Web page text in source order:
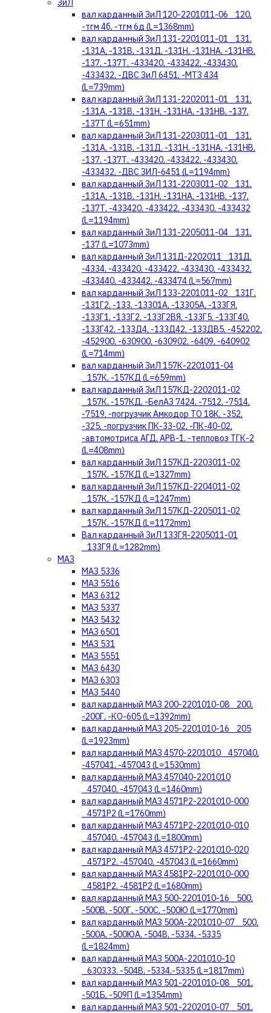
ЗиЛ
вал карданный ЗиЛ 120-2201011-06 _120,
-тгм 4б, -тгм 6д (L=1368mm)
вал карданный ЗиЛ 131-2201011-01 _131,
-131А, -131В, -131Д, -131Н, -131НА, -131НВ,
-137, -137Т, -433420, -433422, -433430,
-433432, -ДВС ЗиЛ 6451, -МТЗ 434
(L=739mm)
вал карданный ЗиЛ 131-2202011-01 _131,
-131А, -131В, -131Н, -131НА, -131НВ, -137,
-137Т (L=651mm)
вал карданный ЗиЛ 131-2203011-01 _131,
-131А, -131В, -131Д, -131Н, -131НА, -131НВ,
-137, -137Т, -433420, -433422, -433430,
-433432, -ДВС ЗИЛ-6451 (L=1194mm)
вал карданный ЗиЛ 131-2203011-02 _131,
-131А, -131В, -131Н, -131НА, -131НВ, -137,
-137Т, -433420, -433422, -433430, -433432
(L=1194mm)
вал карданный ЗиЛ 131-2205011-04 _131,
-137 (L=1073mm)
вал карданный ЗиЛ 131Д-2202011 _131Д,
-4334, -433420, -433422, -433430, -433432,
-433440, -433442, -433474 (L=567mm)
вал карданный ЗиЛ 133-2201011-02 _131Г,
-131Г2, -133, -13301А, -13305А, -133ГЯ,
-133Г1, -133Г2, -133Г2ВЯ, -133Г5, -133Г40,
-133Г42, -133Д4, -133Д42, -133ДВ5, -452202,
-452900, -630900, -630902, -6409, -640902
(L=714mm)
вал карданный ЗиЛ 157К-2201011-04
_157К, -157КД (L=659mm)
вал карданный ЗиЛ 157КД-2202011-02
_157К, -157КД, -БелАЗ 7424, -7512, -7514,
-7519, -погрузчик Амкодор ТО 18К, -352,
-325, -погрузчик ПК-33-02, -ПК-40-02,
-автомотриса АГД, АРВ-1, -тепловоз ТГК-2
(L=408mm)
вал карданный ЗиЛ 157КД-2203011-02
_157К, -157КД (L=1327mm)
вал карданный ЗиЛ 157КД-2204011-02
_157К, -157КД (L=1247mm)
вал карданный ЗиЛ 157КД-2205011-02
_157К, -157КД (L=1172mm)
Вал карданный ЗиЛ 133ГЯ-2205011-01
_133ГЯ (L=1282mm)
МАЗ
МАЗ 5336
МАЗ 5516
МАЗ 6312
МАЗ 5337
МАЗ 5432
МАЗ 6501
МАЗ 531
МАЗ 5551
МАЗ 6430
МАЗ 6303
МАЗ 5440
вал карданный МАЗ 200-2201010-08 _200,
-200Г, -КО-605 (L=1392mm)
вал карданный МАЗ 205-2201010-16 _205
(L=1923mm)
вал карданный МАЗ 4570-2201010 _457040,
-457041, -457043 (L=1530mm)
вал карданный МАЗ 457040-2201010
_457040, -457043 (L=1460mm)
вал карданный МАЗ 4571Р2-2201010-000
_4571Р2 (L=1760mm)
вал карданный МАЗ 4571Р2-2201010-010
_457040, -457043 (L=1800mm)
вал карданный МАЗ 4571Р2-2201010-020
_4571Р2, -457040, -457043 (L=1660mm)
вал карданный МАЗ 4581Р2-2201010-000
_4581P2, -4581Р2 (L=1680mm)
вал карданный МАЗ 500-2201010-16 _500,
-500В, -500Г, -500С, -500Ю (L=1770mm)
вал карданный МАЗ 500А-2201010-07 _500,
-500А, -500ЮА, -504В, -5334, -5335
(L=1824mm)
вал карданный МАЗ 500А-2201010-10
_630333, -504В, -5334,-5335 (L=1817mm)
вал карданный МАЗ 501-2201010-08 _501,
-501Б, -509П (L=1354mm)
вал карданный МАЗ 501-2202010-07 _501,